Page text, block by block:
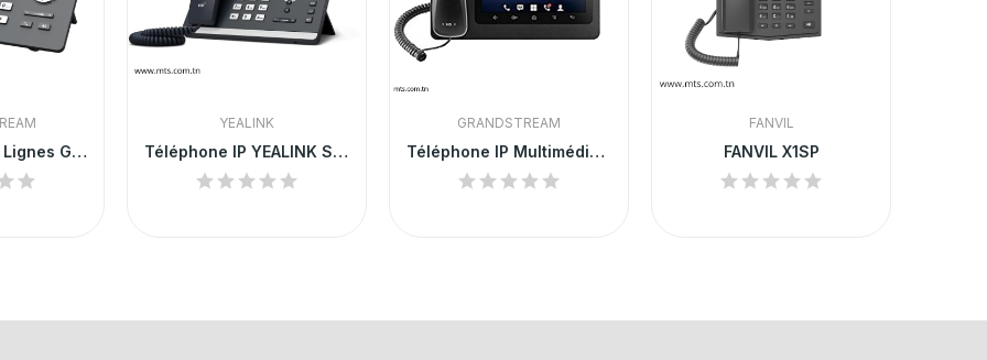
Téléphone IP 3 Lignes Grandstream
YEALINK
Téléphone IP YEALINK SIP-T43U
GRANDSTREAM
Téléphone IP Multimédia Android - GXV3275
FANVIL
FANVIL X1SP